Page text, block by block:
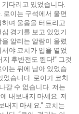
다리고 있었습니다.
로이는 구석에서 울면
며 울음을 터트리고
경기를 보고 있었기
알리는 알람이 울렸
야 코치가 입을 열었
후반전도 뛴다!” 그것
는 뒤에 남아 있었습
었습니다. 로이가 코치
갈 수 없습니다. 저는
내보내지 마세요. 저
내지 마세요.” 코치는